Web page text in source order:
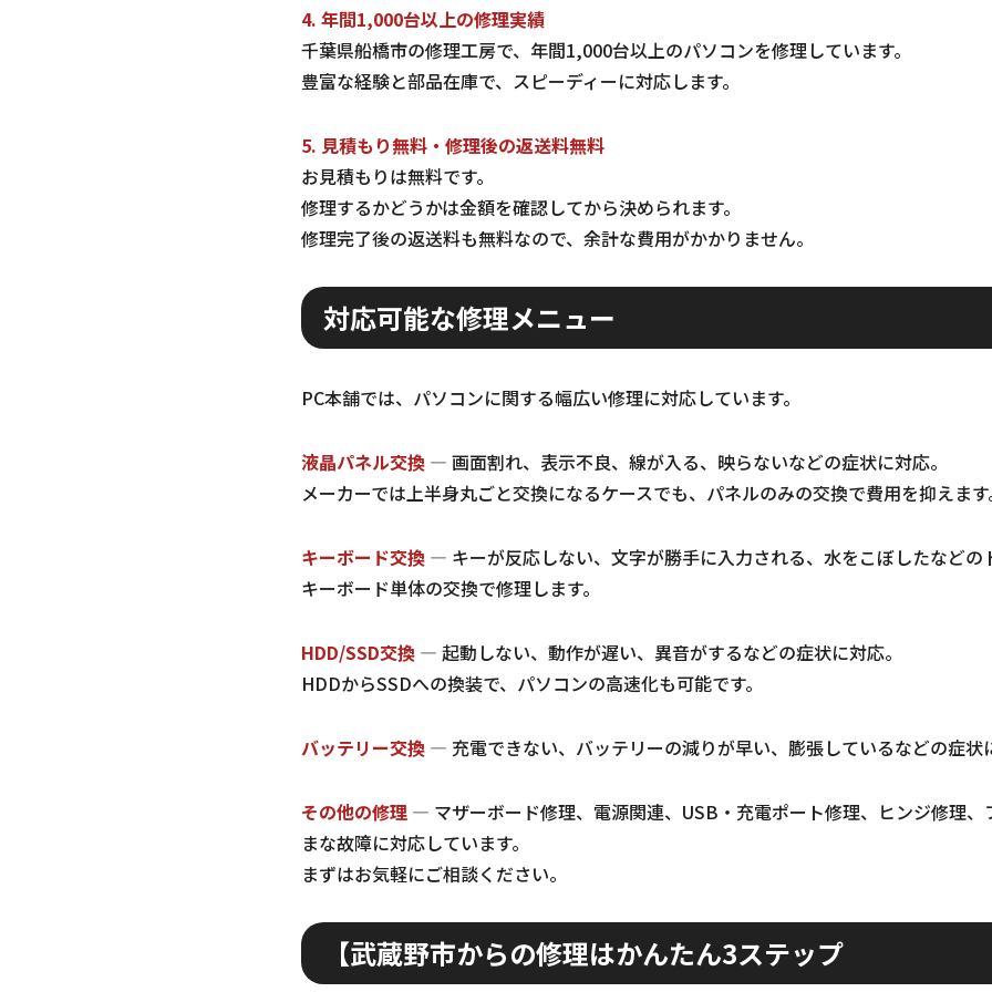
4. 年間1,000台以上の修理実績
千葉県船橋市の修理工房で、年間1,000台以上のパソコンを修理しています。
豊富な経験と部品在庫で、スピーディーに対応します。
5. 見積もり無料・修理後の返送料無料
お見積もりは無料です。
修理するかどうかは金額を確認してから決められます。
修理完了後の返送料も無料なので、余計な費用がかかりません。
対応可能な修理メニュー
PC本舗では、パソコンに関する幅広い修理に対応しています。
液晶パネル交換 — 画面割れ、表示不良、線が入る、映らないなどの症状に対応。
メーカーでは上半身丸ごと交換になるケースでも、パネルのみの交換で費用を抑えま
キーボード交換 — キーが反応しない、文字が勝手に入力される、水をこぼしたなどの
キーボード単体の交換で修理します。
HDD/SSD交換 — 起動しない、動作が遅い、異音がするなどの症状に対応。
HDDからSSDへの換装で、パソコンの高速化も可能です。
バッテリー交換 — 充電できない、バッテリーの減りが早い、膨張しているなどの症状
その他の修理 — マザーボード修理、電源関連、USB・充電ポート修理、ヒンジ修理、
まな故障に対応しています。
まずはお気軽にご相談ください。
【武蔵野市からの修理はかんたん3ステップ